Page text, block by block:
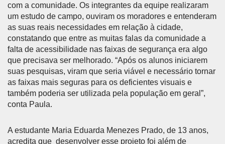
com a comunidade. Os integrantes da equipe realizaram
um estudo de campo, ouviram os moradores e entenderam
as suas reais necessidades em relação à cidade,
constatando que entre as muitas falas da comunidade a
falta de acessibilidade nas faixas de segurança era algo
que precisava ser melhorado. “Após os alunos iniciarem
suas pesquisas, viram que seria viável e necessário tornar
as faixas mais seguras para os deficientes visuais e
também poderia ser utilizada pela população em geral”,
conta Paula.
A estudante Maria Eduarda Menezes Prado, de 13 anos,
acredita que desenvolver esse projeto foi além de